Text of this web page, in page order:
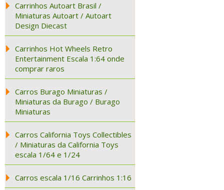
Carrinhos Autoart Brasil /
Miniaturas Autoart / Autoart
Design Diecast
Carrinhos Hot Wheels Retro
Entertainment Escala 1:64 onde
comprar raros
Carros Burago Miniaturas /
Miniaturas da Burago / Burago
Miniaturas
Carros California Toys Collectibles
/ Miniaturas da California Toys
escala 1/64 e 1/24
Carros escala 1/16 Carrinhos 1:16